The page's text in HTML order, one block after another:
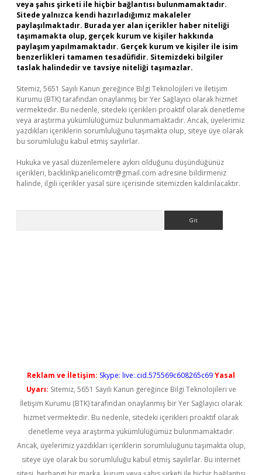
veya şahıs şirketi ile hiçbir bağlantısı bulunmamaktadır.
Sitede yalnızca kendi hazırladığımız makaleler
paylaşılmaktadır. Burada yer alan içerikler haber niteliği
taşımamakta olup, gerçek kurum ve kişiler hakkında
paylaşım yapılmamaktadır. Gerçek kurum ve kişiler ile isim
benzerlikleri tamamen tesadüfidir. Sitemizdeki bilgiler
taslak halindedir ve tavsiye niteliği taşımazlar.
Sitemiz, 5651 Sayılı Kanun gereğince Bilgi Teknolojileri ve İletişim
Kurumu (BTK) tarafından onaylanmış bir Yer Sağlayıcı olarak hizmet
vermektedir. Bu nedenle, sitedeki içerikleri proaktif olarak denetleme
veya araştırma yükümlülüğümüz bulunmamaktadır. Ancak, üyelerimiz
yazdıkları içeriklerin sorumluluğunu taşımakta olup, siteye üye olarak
bu sorumluluğu kabul etmiş sayılırlar.
Hukuka ve yasal düzenlemelere aykırı olduğunu düşündüğünüz
içerikleri, backlinkpanelicomtr@gmail.com adresine bildirmeniz
halinde, ilgili içerikler yasal süre içerisinde sitemizden kaldırılacaktır.
Reklam ve İletişim: Skype: live:.cid.575569c608265c69Yasal
Uyarı: Sitemiz, 5651 Sayılı Kanun gereğince Bilgi Teknolojileri ve
İletişim Kurumu (BTK) tarafından onaylanmış bir Yer Sağlayıcı olarak
hizmet vermektedir. Bu nedenle, sitedeki içerikleri proaktif olarak
denetleme veya araştırma yükümlülüğümüz bulunmamaktadır.
Ancak, üyelerimiz yazdıkları içeriklerin sorumluluğunu taşımakta olup,
siteye üye olarak bu sorumluluğu kabul etmiş sayılırlar. Bu internet